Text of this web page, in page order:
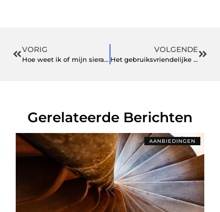
VORIG
Hoe weet ik of mijn sieraden zomerproof zijn?
VOLGENDE
Het gebruiksvriendelijke Elektronisch Cliëntendossier (ECD) voor de GGZ
Gerelateerde Berichten
AANBIEDINGEN